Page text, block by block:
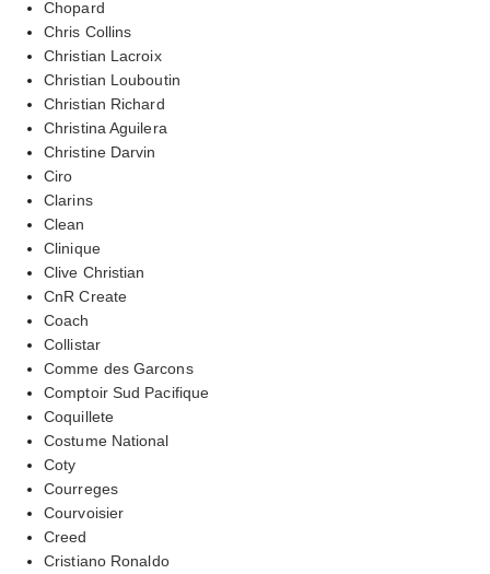
Chopard
Chris Collins
Christian Lacroix
Christian Louboutin
Christian Richard
Christina Aguilera
Christine Darvin
Ciro
Clarins
Clean
Clinique
Clive Christian
CnR Create
Coach
Collistar
Comme des Garcons
Comptoir Sud Pacifique
Coquillete
Costume National
Coty
Courreges
Courvoisier
Creed
Cristiano Ronaldo